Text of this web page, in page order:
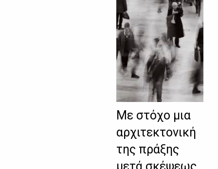
Με στόχο μια
αρχιτεκτονική
της πράξης